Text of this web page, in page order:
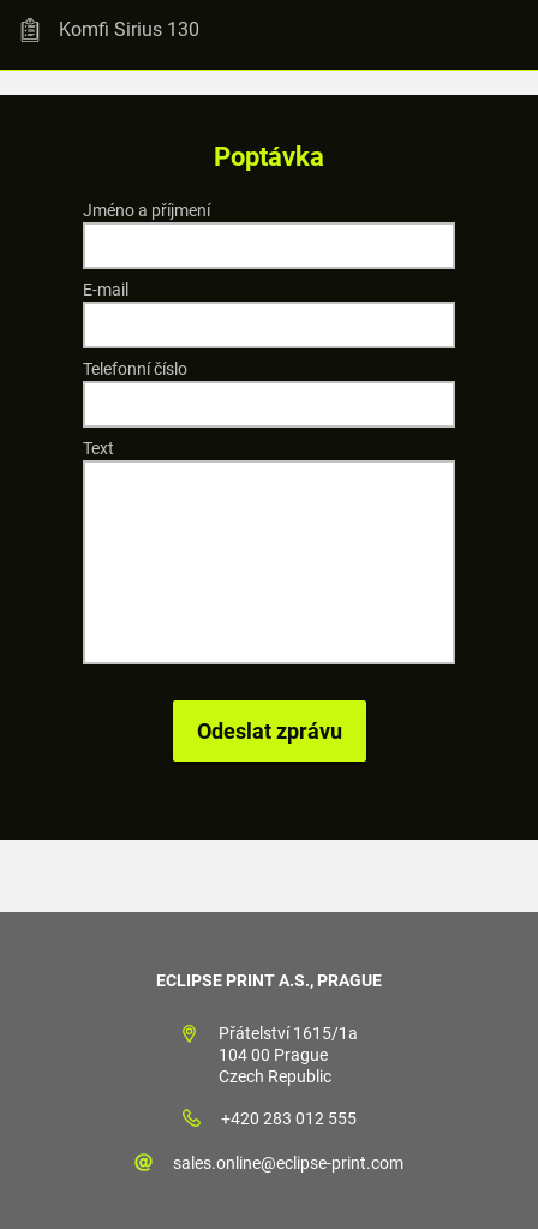
Komfi Sirius 130
Poptávka
Jméno a příjmení
E-mail
Telefonní číslo
Text
ECLIPSE PRINT A.S., PRAGUE
Přátelství 1615/1a
104 00 Prague
Czech Republic
+420 283 012 555
sales.online@eclipse-print.com